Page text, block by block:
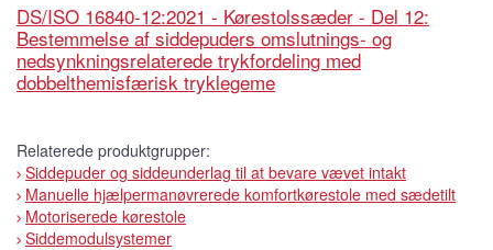
DS/ISO 16840-12:2021 - Kørestolssæder - Del 12:
Bestemmelse af siddepuders omslutnings- og
nedsynkningsrelaterede trykfordeling med
dobbelthemisfærisk tryklegeme
Relaterede produktgrupper:
Siddepuder og siddeunderlag til at bevare vævet intakt
Manuelle hjælpermanøvrerede komfortkørestole med sædetilt
Motoriserede kørestole
Siddemodulsystemer